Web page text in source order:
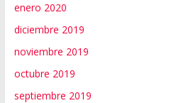
enero 2020
diciembre 2019
noviembre 2019
octubre 2019
septiembre 2019